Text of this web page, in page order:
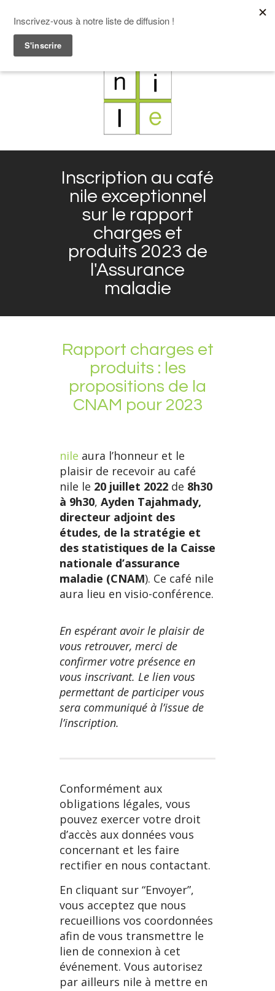
F L X I
Inscription au café
nile exceptionnel
sur le rapport
charges et
produits 2023 de
l'Assurance
maladie
Rapport charges et
produits : les
propositions de la
CNAM pour 2023
nile aura l’honneur et le
plaisir de recevoir au café
nile le 20 juillet 2022de 8h30
à 9h30, Ayden Tajahmady,
directeur adjoint des
études, de la stratégie et
des statistiques de la Caisse
nationale d’assurance
maladie (CNAM). Ce café nile
aura lieu en visio-conférence.
En espérant avoir le plaisir de
vous retrouver, merci de
confirmer votre présence en
vous inscrivant. Le lien vous
permettant de participer vous
sera communiqué à l’issue de
l’inscription.
Conformément aux
obligations légales, vous
pouvez exercer votre droit
d’accès aux données vous
concernant et les faire
rectifier en nous contactant.
En cliquant sur “Envoyer”,
vous acceptez que nous
recueillions vos coordonnées
afin de vous transmettre le
lien de connexion à cet
événement. Vous autorisez
par ailleurs nile à mettre en